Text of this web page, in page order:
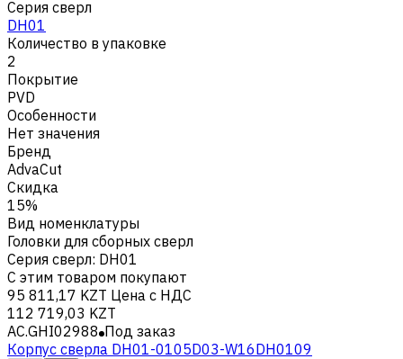
Серия сверл
DH01
Количество в упаковке
2
Покрытие
PVD
Особенности
Нет значения
Бренд
AdvaCut
Скидка
15%
Вид номенклатуры
Головки для сборных сверл
Серия сверл: DH01
С этим товаром покупают
95 811,17 KZT Цена с НДС
112 719,03 KZT
AC.GHI02988 Под заказ
Корпус сверла DH01-0105D03-W16DH0109